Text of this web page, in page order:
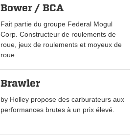
Bower / BCA
Fait partie du groupe Federal Mogul
Corp. Constructeur de roulements de
roue, jeux de roulements et moyeux de
roue.
Brawler
by Holley propose des carburateurs aux
performances brutes à un prix élevé.